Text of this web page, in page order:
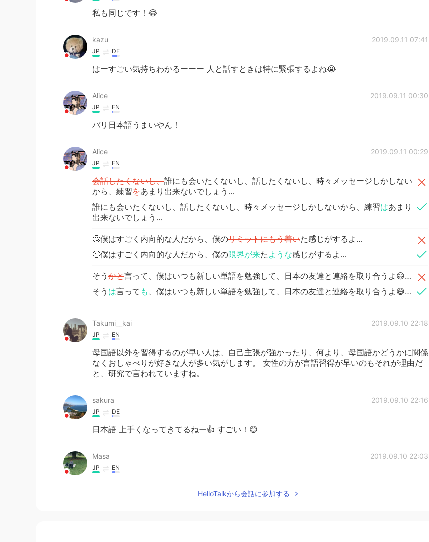
私も同じです！😂
kazu 2019.09.11 07:41
JP DE
はーすごい気持ちわかるーーー 人と話すときは特に緊張するよね😭
Alice 2019.09.11 00:30
JP EN
バリ日本語うまいやん！
Alice 2019.09.11 00:29
JP EN
会話したくないし、誰にも会いたくないし、話したくないし、時々メッセージしかしない
から、練習をあまり出来ないでしょう…
誰にも会いたくないし、話したくないし、時々メッセージしかしないから、練習はあまり
出来ないでしょう…
🙄僕はすごく内向的な人だから、僕のリミットにもう着いた感じがするよ…
🙄僕はすごく内向的な人だから、僕の限界が来た ような感じがするよ…
そう かと言って、僕はいつも新しい単語を勉強して、日本の友達と連絡を取り合うよ😄…
そう は言って も 、僕はいつも新しい単語を勉強して、日本の友達と連絡を取り合うよ😄…
Takumi__kai 2019.09.10 22:18
JP EN
母国語以外を習得するのが早い人は、自己主張が強かったり、何より、母国語かどうかに関係
なくおしゃべりが好きな人が多い気がします。 女性の方が言語習得が早いのもそれが理由だ
と、研究で言われていますね。
sakura 2019.09.10 22:16
JP DE
日本語 上手くなってきてるねー👍 すごい！😊
Masa 2019.09.10 22:03
JP EN
HelloTalkから会話に参加する